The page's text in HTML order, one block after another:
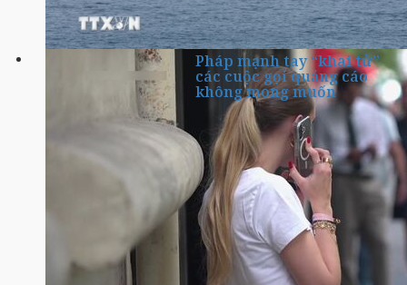
Pháp mạnh tay “khai tử”
các cuộc gọi quảng cáo
không mong muốn